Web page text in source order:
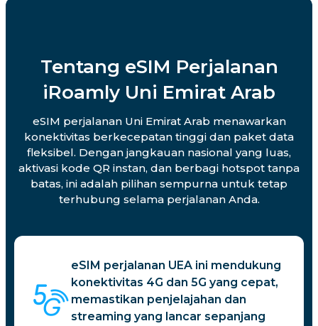
Tentang eSIM Perjalanan
iRoamly Uni Emirat Arab
eSIM perjalanan Uni Emirat Arab menawarkan
konektivitas berkecepatan tinggi dan paket data
fleksibel. Dengan jangkauan nasional yang luas,
aktivasi kode QR instan, dan berbagi hotspot tanpa
batas, ini adalah pilihan sempurna untuk tetap
terhubung selama perjalanan Anda.
eSIM perjalanan UEA ini mendukung
konektivitas 4G dan 5G yang cepat,
memastikan penjelajahan dan
streaming yang lancar sepanjang